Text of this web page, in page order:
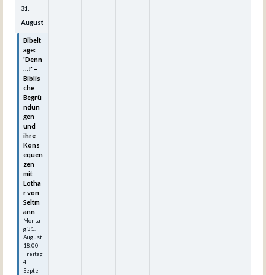
31.
August
Bibelt
age:
'Denn
...!' –
Biblis
che
Begrü
ndun
gen
und
ihre
Kons
equen
zen
mit
Lotha
r von
Seltm
ann
Monta
g31.
August
18:00 –
Freitag
4.
Septe